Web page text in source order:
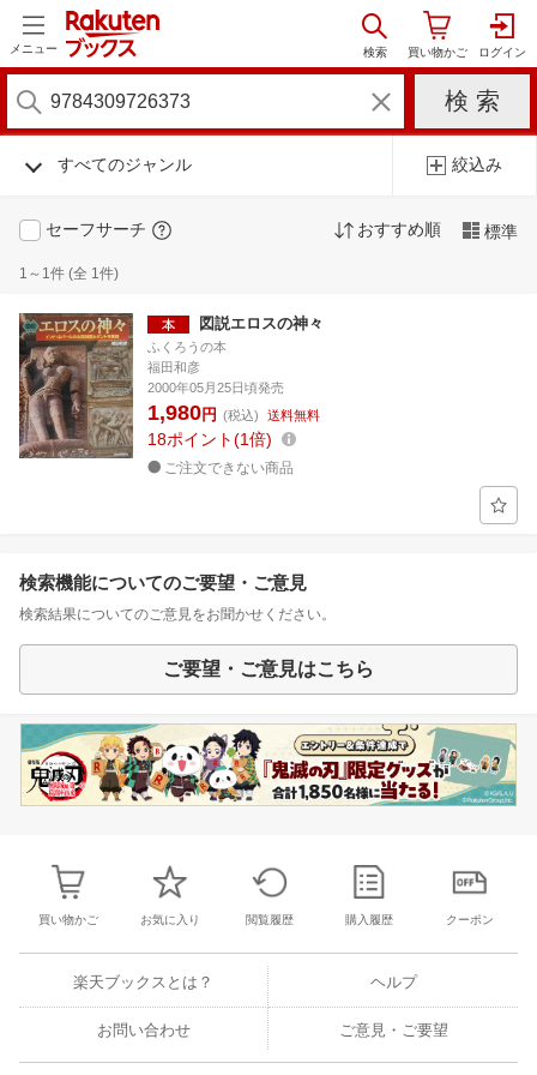
メニュー
すべてのジャンル 絞込み
セーフサーチ おすすめ順 標準
1～1件 (全 1件)
図説エロスの神々
ふくろうの本
福田和彦
2000年05月25日頃発売
1,980円 (税込) 送料無料
18ポイント 1倍
ご注文できない商品
検索機能についてのご要望・ご意見
検索結果についてのご意見をお聞かせください。
ご要望・ご意見はこちら
買い物かご お気に入り 閲覧履歴 購入履歴 クーポン
楽天ブックスとは？ ヘルプ
お問い合わせ ご意見・ご要望